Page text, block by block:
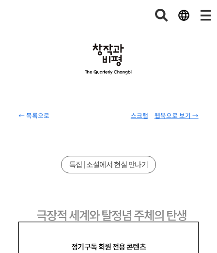
← 목록으로 웹북으로 보기 →
스크랩
정기구독 회원 전용 콘텐츠
특집 | 소설에서 현실 만나기
극장적 세계와 탈정념 주체의 탄생